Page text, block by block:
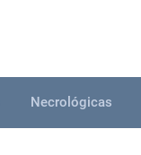
Necrológicas